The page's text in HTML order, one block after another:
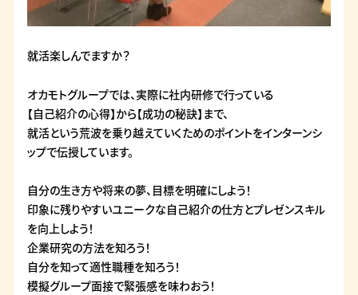
就活楽しんでますか？
オカモトグループでは、実際に社内研修で行っている
【自己紹介の心得】から【成功の秘訣】まで、
就活という荒波を乗り越えていくためのポイントをインターンシ
ップで伝授しています。
自分の生き方や将来の夢、目標を明確にしよう！
印象に残りやすいユニークな自己紹介の仕方とプレゼンスキル
を向上しよう！
企業研究の方法を知ろう！
自分を知って適性職種を知ろう！
模擬グループ面接で緊張感を味わおう！